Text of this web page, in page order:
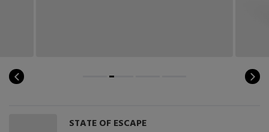
STATE OF ESCAPE